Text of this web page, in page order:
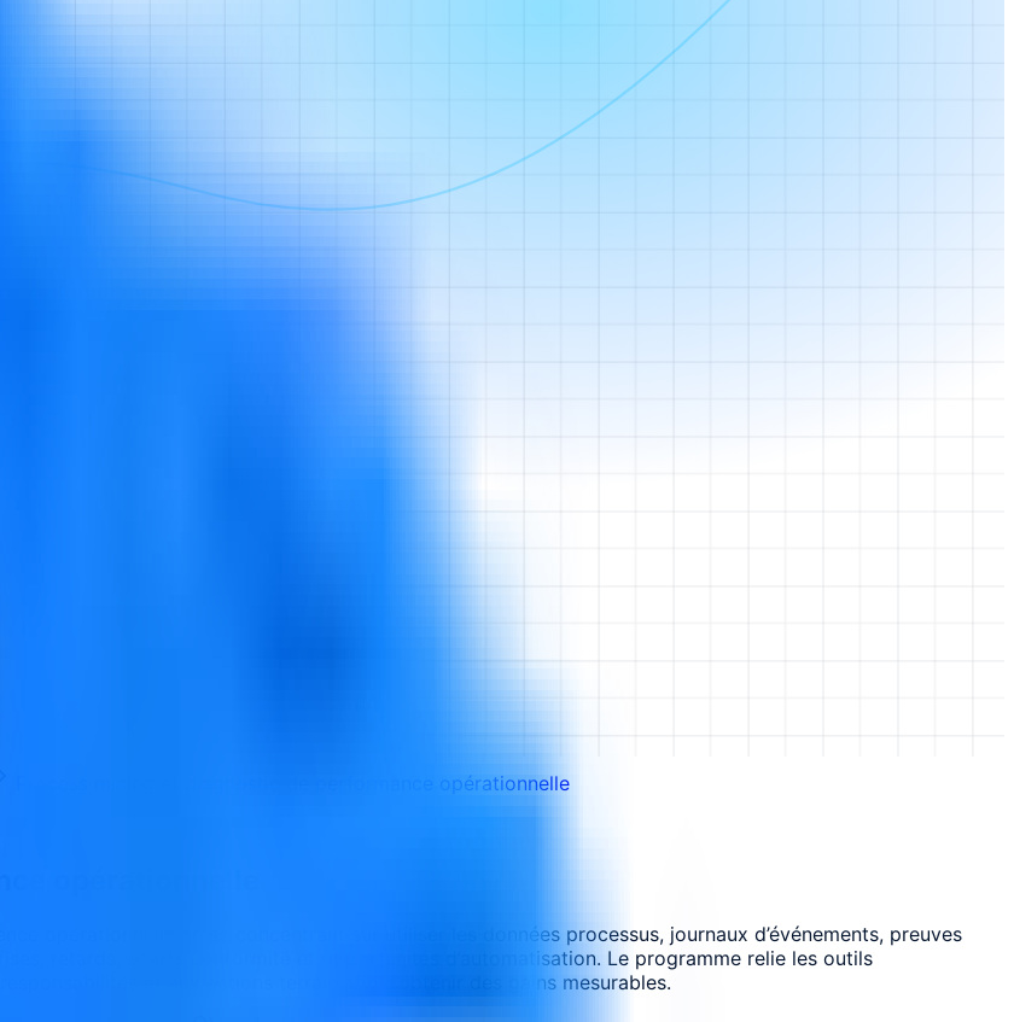
Process mining et diagnostic de performance opérationnelle
opérationnelle
opérationnelle en se concentrant sur utiliser les données processus, journaux d’événements, preuves
retards, écarts conformité et opportunités d’automatisation. Le programme relie les outils
et aux actions terrain afin d’obtenir des gains mesurables.